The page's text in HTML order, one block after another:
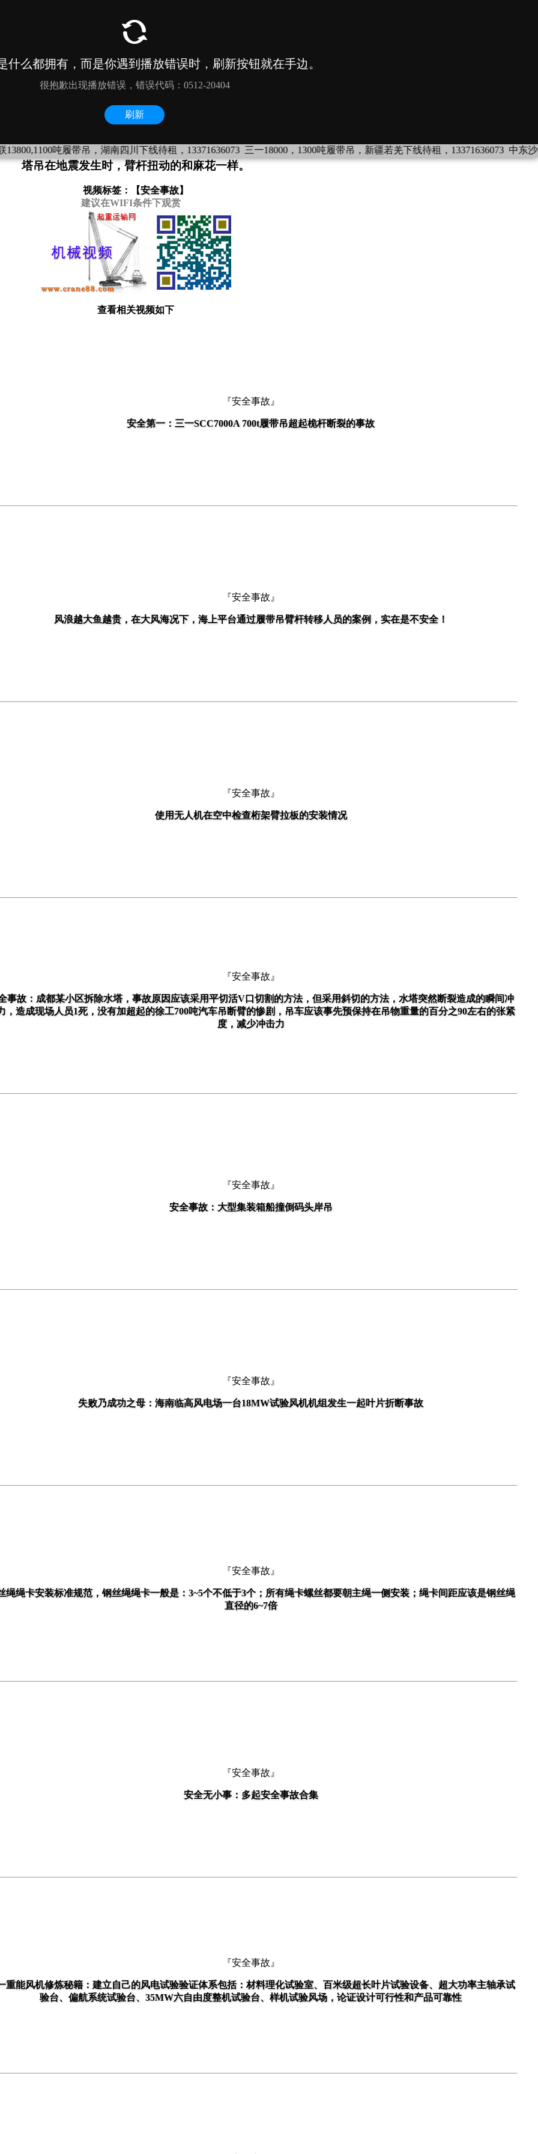
履带吊，湖南四川下线待租，13371636073 三一18000，1300吨履带吊，新疆若羌下线待租，13371636073 中东沙特：现车设
塔吊在地震发生时，臂杆扭动的和麻花一样。
视频标签：【安全事故】
建议在WIFI条件下观赏
查看相关视频如下
『安全事故』
安全第一：三一SCC7000A 700t履带吊超起桅杆断裂的事故
『安全事故』
风浪越大鱼越贵，在大风海况下，海上平台通过履带吊臂杆转移人员的案例，实在是不安全！
『安全事故』
使用无人机在空中检查桁架臂拉板的安装情况
『安全事故』
事故：成都某小区拆除水塔，事故原因应该采用平切活V口切割的方法，但采用斜切的方法，水塔突然断裂造成的瞬间冲
，造成现场人员1死，没有加超起的徐工700吨汽车吊断臂的惨剧，吊车应该事先预保持在吊物重量的百分之90左右的张紧
度，减少冲击力
『安全事故』
安全事故：大型集装箱船撞倒码头岸吊
『安全事故』
失败乃成功之母：海南临高风电场一台18MW试验风机机组发生一起叶片折断事故
『安全事故』
绳绳卡安装标准规范，钢丝绳绳卡一般是：3~5个不低于3个；所有绳卡螺丝都要朝主绳一侧安装；绳卡间距应该是钢丝绳
直径的6~7倍
『安全事故』
安全无小事：多起安全事故合集
『安全事故』
重能风机修炼秘籍：建立自己的风电试验验证体系包括：材料理化试验室、百米级超长叶片试验设备、超大功率主轴承试
验台、偏航系统试验台、35MW六自由度整机试验台、样机试验风场，论证设计可行性和产品可靠性